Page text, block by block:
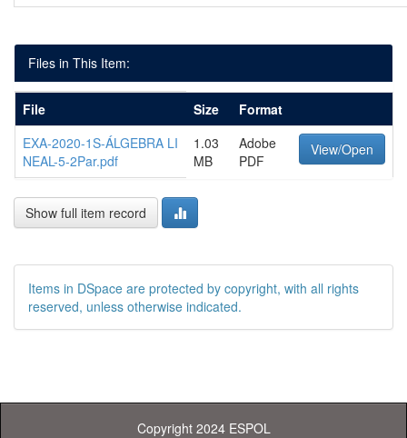
Files in This Item:
File Size
Format
EXA-2020-1S-ÁLGEBRA LI
NEAL-5-2Par.pdf
1.03
MB
Adobe
PDF
View/Open
Show full item record
Items in DSpace are protected by copyright, with all rights
reserved, unless otherwise indicated.
Copyright 2024 ESPOL